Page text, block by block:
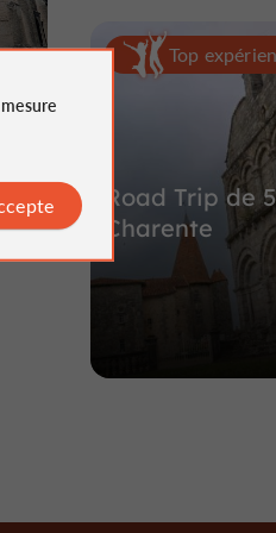
Top
Road Trip de
Charente
mesure